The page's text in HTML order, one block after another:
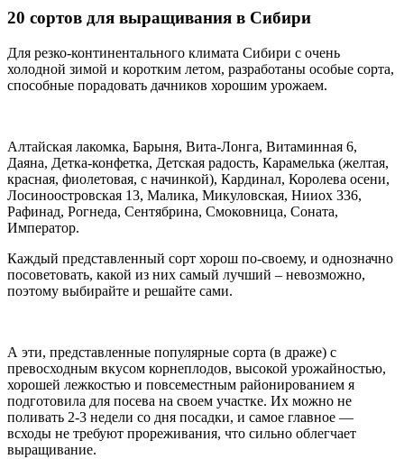
20 сортов для выращивания в Сибири
Для резко-континентального климата Сибири с очень
холодной зимой и коротким летом, разработаны особые сорта,
способные порадовать дачников хорошим урожаем.
Алтайская лакомка, Барыня, Вита-Лонга, Витаминная 6,
Даяна, Детка-конфетка, Детская радость, Карамелька (желтая,
красная, фиолетовая, с начинкой), Кардинал, Королева осени,
Лосиноостровская 13, Малика, Микуловская, Нииох 336,
Рафинад, Рогнеда, Сентябрина, Смоковница, Соната,
Император.
Каждый представленный сорт хорош по-своему, и однозначно
посоветовать, какой из них самый лучший – невозможно,
поэтому выбирайте и решайте сами.
А эти, представленные популярные сорта (в драже) с
превосходным вкусом корнеплодов, высокой урожайностью,
хорошей лежкостью и повсеместным районированием я
подготовила для посева на своем участке. Их можно не
поливать 2-3 недели со дня посадки, и самое главное —
всходы не требуют прореживания, что сильно облегчает
выращивание.